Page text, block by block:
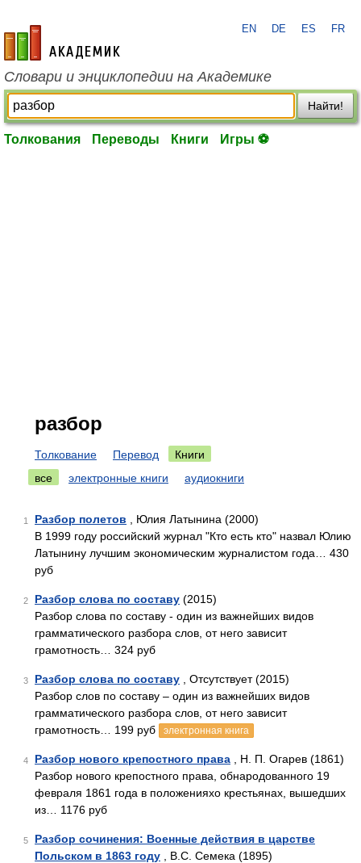
academic.ru
EN DE ES FR
Словари и энциклопедии на Академике
Найти!
Толкования Переводы Книги Игры ⚽
разбор
Толкование Перевод
Книги
все
электронные книги аудиокниги
1 Разбор полетов , Юлия Латынина (2000)
В 1999 году российский журнал "Кто есть кто" назвал Юлию
Латынину лучшим экономическим журналистом года… 430
руб
2 Разбор слова по составу (2015)
Разбор слова по составу - один из важнейших видов
грамматического разбора слов, от него зависит
грамотность… 324 руб
3 Разбор слова по составу , Отсутствует (2015)
Разбор слов по составу – один из важнейших видов
грамматического разбора слов, от него зависит
грамотность… 199 руб
электронная книга
4 Разбор нового крепостного права , Н. П. Огарев (1861)
Разбор нового крепостного права, обнародованного 19
февраля 1861 года в положенияхо крестьянах, вышедших
из… 1176 руб
5
Разбор сочинения: Военные действия в царстве
Польском в 1863 году , В.С. Семека (1895)